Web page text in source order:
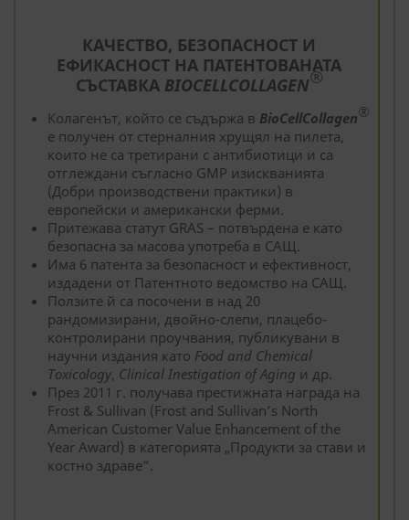
КАЧЕСТВО, БЕЗОПАСНОСТ И
ЕФИКАСНОСТ НА ПАТЕНТОВАНАТА
СЪСТАВКА BIOCELLCOLLAGEN®
Колагенът, който се съдържа в BioCellCollagen®
е получен от стерналния хрущял на пилета,
които не са третирани с антибиотици и са
отглеждани съгласно GMP изискванията
(Добри производствени практики) в
европейски и американски ферми.
Притежава статут GRAS – потвърдена е като
безопасна за масова употреба в САЩ.
Има 6 патента за безопасност и ефективност,
издадени от Патентното ведомство на САЩ.
Ползите й са посочени в над 20
рандомизирани, двойно-слепи, плацебо-
контролирани проучвания, публикувани в
научни издания като Food and Chemical
Toxicology, Clinical Inestigation of Aging и др.
През 2011 г. получава престижната награда на
Frost & Sullivan (Frost and Sullivan’s North
American Customer Value Enhancement of the
Year Award) в категорията „Продукти за стави и
костно здраве“.